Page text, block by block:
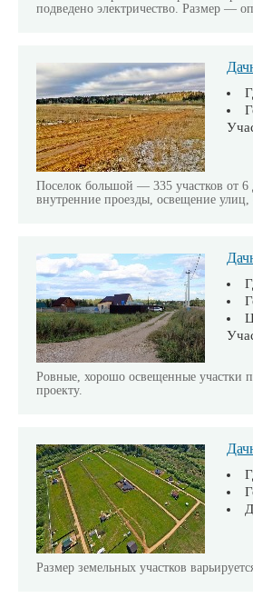
подведено электричество. Размер —
Поселок большой — 335 участков от 6
внутренние проезды, освещение
Ровные, хорошо освещенные участки
проекту.
Размер земельных участков